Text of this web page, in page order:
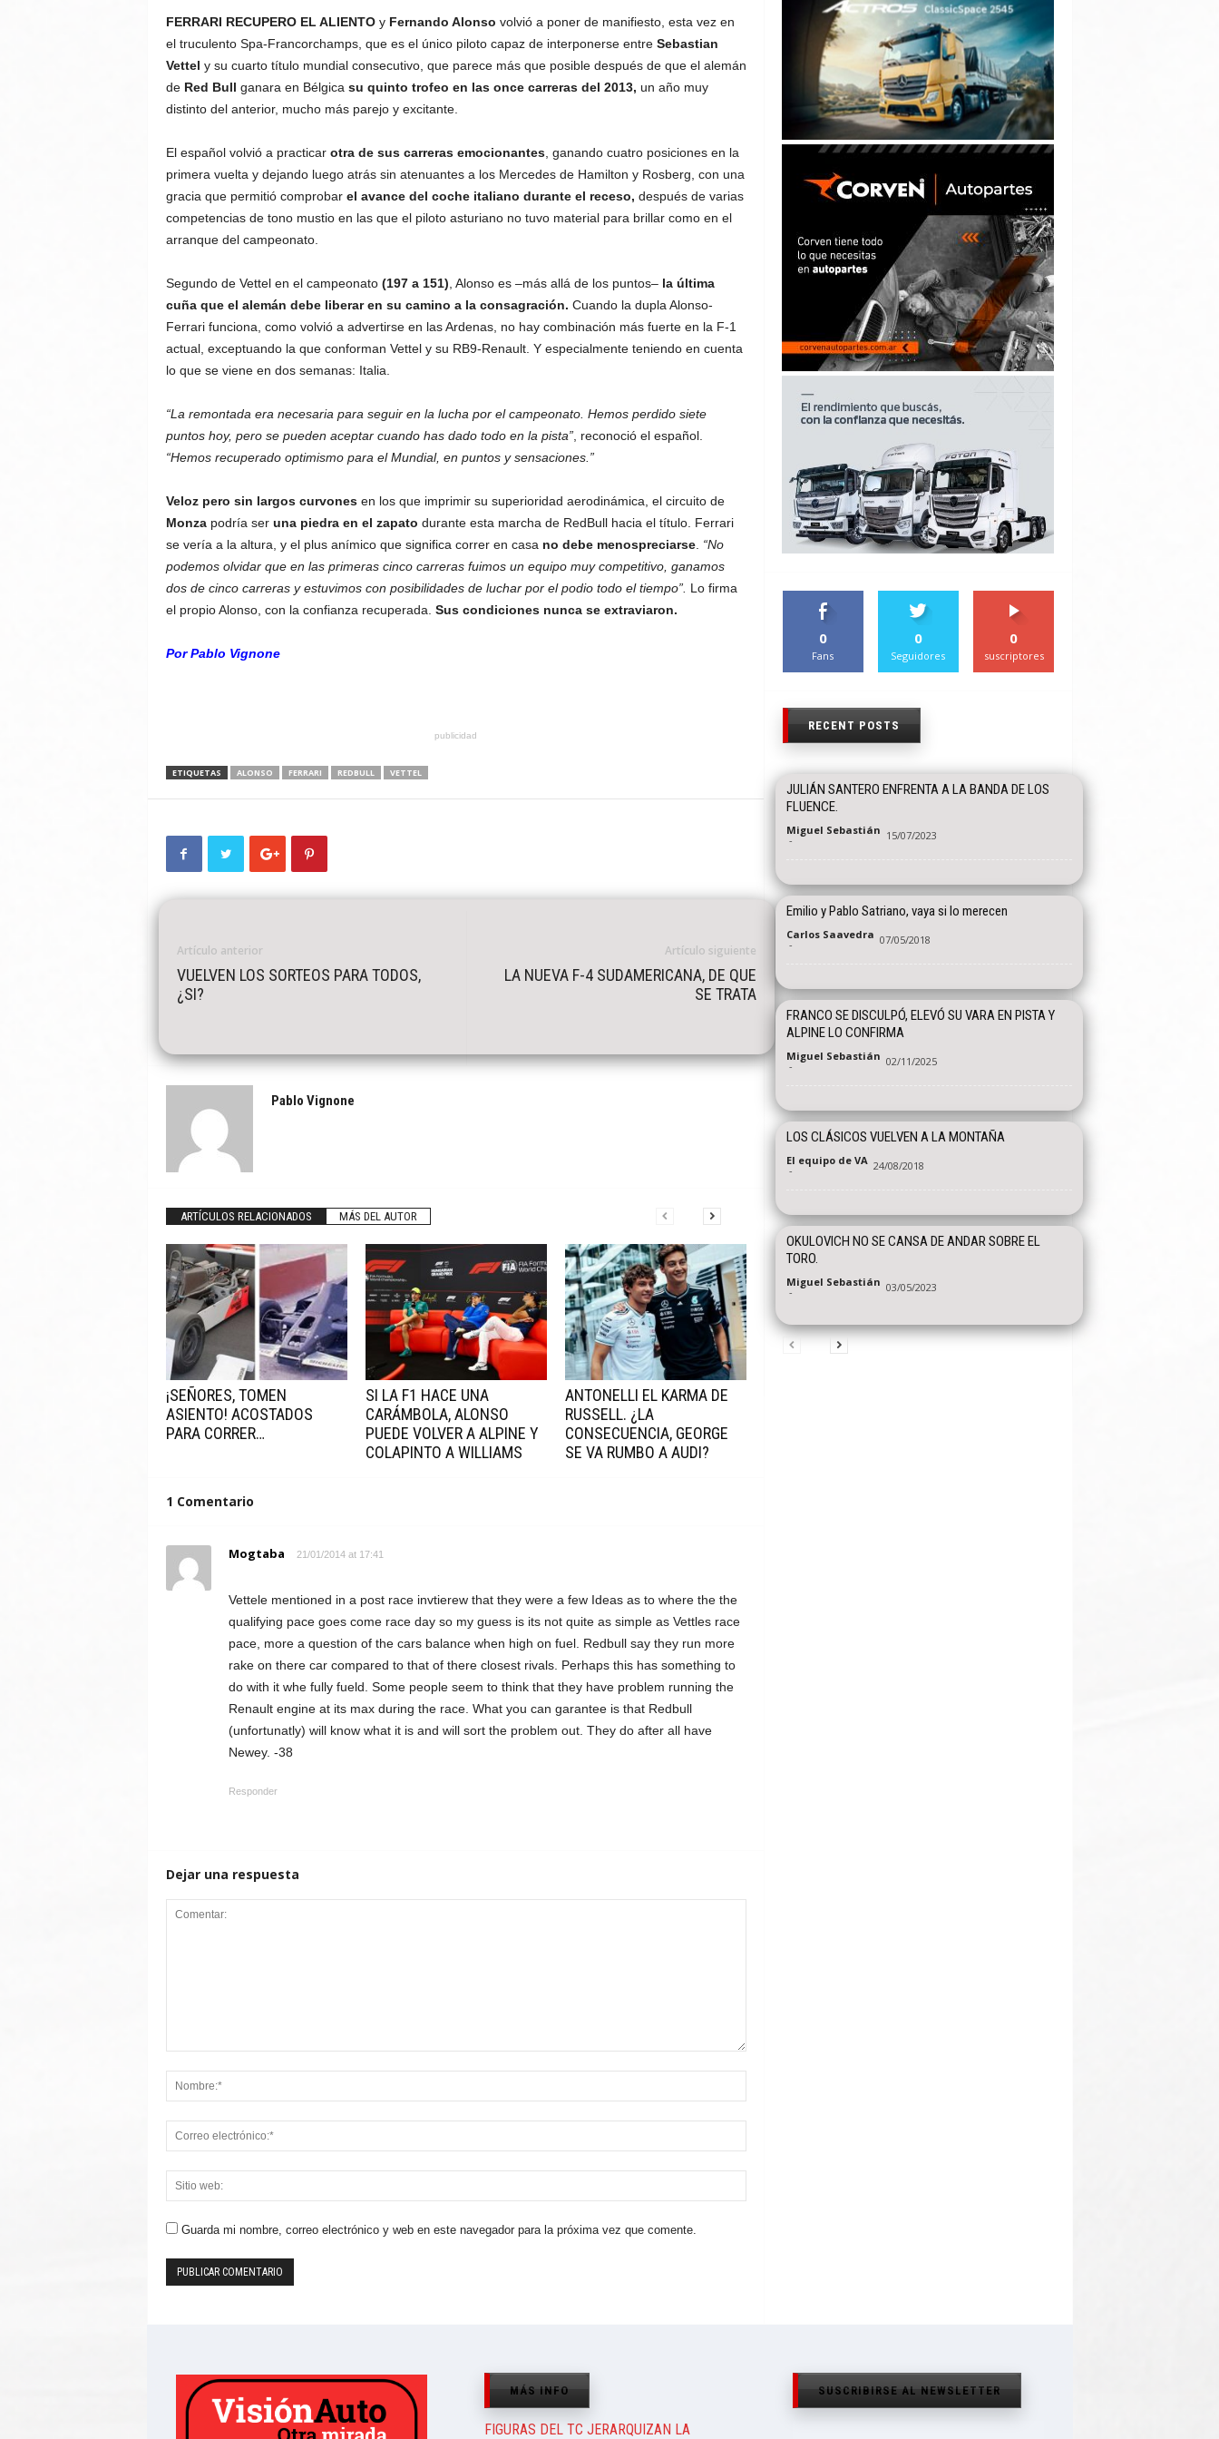
FERRARI RECUPERO EL ALIENTOy Fernando Alonso volvió a poner de manifiesto, esta vez en
el truculento Spa-Francorchamps, que es el único piloto capaz de interponerse entre Sebastian
Vettel y su cuarto título mundial consecutivo, que parece más que posible después de que el alemán
de Red Bull ganara en Bélgica su quinto trofeo en las once carreras del 2013, un año muy
distinto del anterior, mucho más parejo y excitante.
El español volvió a practicar otra de sus carreras emocionantes, ganando cuatro posiciones en la
primera vuelta y dejando luego atrás sin atenuantes a los Mercedes de Hamilton y Rosberg, con una
gracia que permitió comprobarel avance del coche italiano durante el receso, después de varias
competencias de tono mustio en las que el piloto asturiano no tuvo material para brillar como en el
arranque del campeonato.
Segundo de Vettel en el campeonato (197 a 151) , Alonso es –más allá de los puntos– la última
cuña que el alemán debe liberar en su camino a la consagración. Cuando la dupla Alonso-
Ferrari funciona, como volvió a advertirse en las Ardenas, no hay combinación más fuerte en la F-1
actual, exceptuando la que conforman Vettel y su RB9-Renault. Y especialmente teniendo en cuenta
lo que se viene en dos semanas: Italia.
“La remontada era necesaria para seguir en la lucha por el campeonato. Hemos perdido siete
puntos hoy, pero se pueden aceptar cuando has dado todo en la pista”, reconoció el español.
“Hemos recuperado optimismo para el Mundial, en puntos y sensaciones.”
Veloz pero sin largos curvonesen los que imprimir su superioridad aerodinámica, el circuito de
Monzapodría ser una piedra en el zapato durante esta marcha de RedBull hacia el título. Ferrari
se vería a la altura, y el plus anímico que significa correr en casa no debe menospreciarse. “No
podemos olvidar que en las primeras cinco carreras fuimos un equipo muy competitivo, ganamos
dos de cinco carreras y estuvimos con posibilidades de luchar por el podio todo el tiempo”. Lo firma
el propio Alonso, con la confianza recuperada. Sus condiciones nunca se extraviaron.
Por Pablo Vignone
publicidad
ETIQUETAS ALONSO FERRARI REDBULL VETTEL
Artículo anterior
VUELVEN LOS SORTEOS PARA TODOS,
¿SI?
Artículo siguiente
LA NUEVA F-4 SUDAMERICANA, DE QUE
SE TRATA
Pablo Vignone
ARTÍCULOS RELACIONADOS MÁS DEL AUTOR
¡SEÑORES, TOMEN
ASIENTO! ACOSTADOS
PARA CORRER…
SI LA F1 HACE UNA
CARÁMBOLA, ALONSO
PUEDE VOLVER A ALPINE Y
COLAPINTO A WILLIAMS
ANTONELLI EL KARMA DE
RUSSELL. ¿LA
CONSECUENCIA, GEORGE
SE VA RUMBO A AUDI?
1 Comentario
Mogtaba 21/01/2014 at 17:41
Vettele mentioned in a post race invtierew that they were a few Ideas as to where the the
qualifying pace goes come race day so my guess is its not quite as simple as Vettles race
pace, more a question of the cars balance when high on fuel. Redbull say they run more
rake on there car compared to that of there closest rivals. Perhaps this has something to
do with it whe fully fueld. Some people seem to think that they have problem running the
Renault engine at its max during the race. What you can garantee is that Redbull
(unfortunatly) will know what it is and will sort the problem out. They do after all have
Newey. -38
Responder
Dejar una respuesta
Guarda mi nombre, correo electrónico y web en este navegador para la próxima vez que comente.
0
Fans
0
Seguidores
0
suscriptores
RECENT POSTS
JULIÁN SANTERO ENFRENTA A LA BANDA DE LOS
FLUENCE.
Miguel Sebastián
- 15/07/2023
Emilio y Pablo Satriano, vaya si lo merecen
Carlos Saavedra
- 07/05/2018
FRANCO SE DISCULPÓ, ELEVÓ SU VARA EN PISTA Y
ALPINE LO CONFIRMA
Miguel Sebastián
- 02/11/2025
LOS CLÁSICOS VUELVEN A LA MONTAÑA
El equipo de VA
- 24/08/2018
OKULOVICH NO SE CANSA DE ANDAR SOBRE EL
TORO.
Miguel Sebastián
- 03/05/2023
MÁS INFO
FIGURAS DEL TC JERARQUIZAN LA
SUSCRIBIRSE AL NEWSLETTER